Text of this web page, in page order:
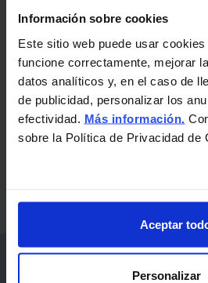
Información sobre cookies
Este sitio web puede usar
funcione correctamente, mejorar
datos analíticos y, en el caso de
de publicidad, personalizar los
efectividad. Más información.
sobre la Política de Privacidad de
Aceptar
Personalizar
adapte a nuestras
tomate tu tiempo y no
Aquí les mostraremos las
y posibilidades del
Nos permiten espacios
combinando…
BAÑO:
PARA
¡Consiguefinanciación a medida